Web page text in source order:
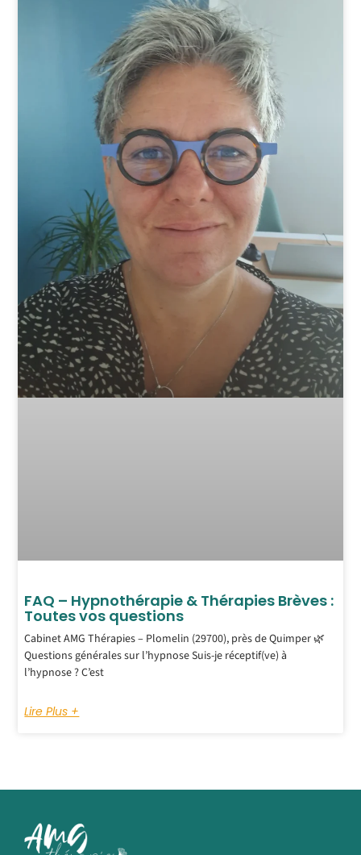
FAQ – Hypnothérapie & Thérapies Brèves :
Toutes vos questions
Cabinet AMG Thérapies – Plomelin (29700), près de Quimper 🌿
Questions générales sur l’hypnose Suis-je réceptif(ve) à
l’hypnose ? C’est
Lire Plus +